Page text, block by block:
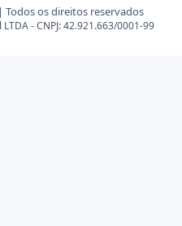
Todos os direitos reservados
- CNPJ: 42.921.663/0001-99